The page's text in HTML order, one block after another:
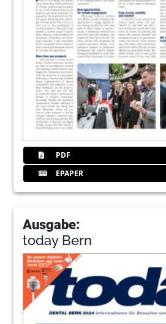
PDF
EPAPER
Ausgabe:
today Bern